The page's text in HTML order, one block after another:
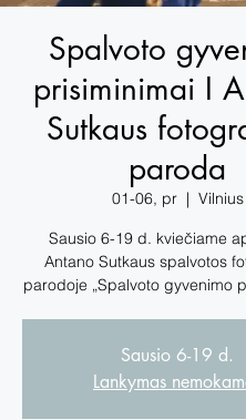
Spalvoto
prisiminimai I
Sutkaus
paroda
01-06, pr
  |
Vilnius
Sausio 6-19 d. kviečiame
Antano Sutkaus spalvotos
parodoje „Spalvoto gyvenimo
Sausio 6-19 d.
Lankymas